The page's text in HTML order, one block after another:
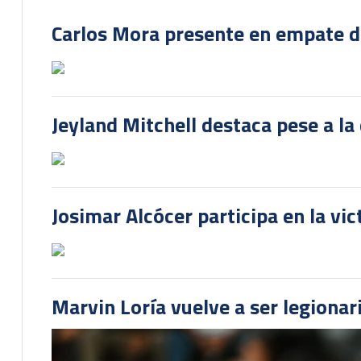
Carlos Mora presente en empate
Jeyland Mitchell destaca pese a
Josimar Alcócer participa en la
Marvin Loría vuelve a ser